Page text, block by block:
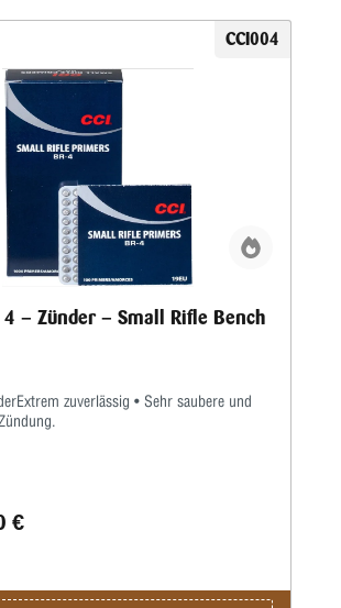
CCI004
– Zünder – Small Rifle Bench
zuverlässig • Sehr saubere und
€